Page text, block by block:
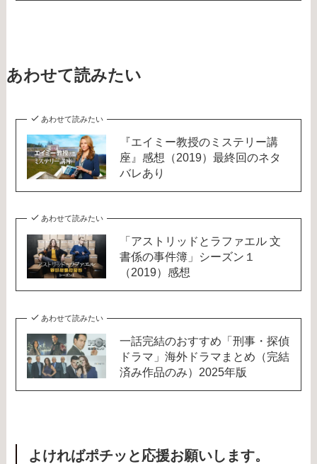
あわせて読みたい
あわせて読みたい
『エイミー教授のミステリー講
座』感想（2019）最終回のネタ
バレあり
あわせて読みたい
「アストリッドとラファエル 文
書係の事件簿」シーズン１
（2019）感想
あわせて読みたい
一話完結のおすすめ「刑事・探偵
ドラマ」海外ドラマまとめ（完結
済み作品のみ）2025年版
よければポチッと応援お願いします。